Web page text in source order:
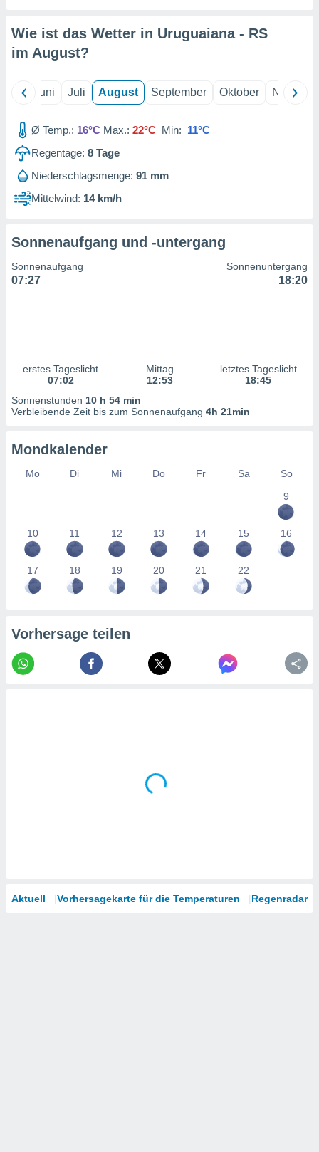
zur
von
zur
der
von
von
durch
von
1199
Wie ist das Wetter in Uruguaiana - RS
im August?
Juni Juli August September Oktober
Ø Temp.: 16°C Max.: 22°C Min: 11°C
Regentage: 8 Tage
Niederschlagsmenge: 91 mm
Mittelwind: 14 km/h
Sonnenaufgang und -untergang
Sonnenaufgang
07:27
Sonnenuntergang
18:20
erstes Tageslicht
07:02
Mittag
12:53
letztes Tageslicht
18:45
Sonnenstunden 10 h 54 min
Verbleibende Zeit bis zum Sonnenaufgang 4h 21min
Mondkalender
Mo Di Mi Do Fr Sa
So
9
10 11 12 13 14 15 16
17 18 19 20 21 22
Vorhersage teilen
Aktuell Vorhersagekarte für die Temperaturen Regenradar